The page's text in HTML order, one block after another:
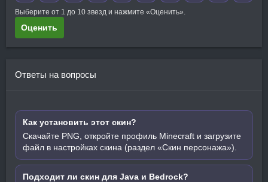
Выберите от 1 до 10 звезд и нажмите «Оценить».
Оценить
Ответы на вопросы
Как установить этот скин?
Скачайте PNG, откройте профиль Minecraft и загрузите
файл в настройках скина (раздел «Скин персонажа»).
Подходит ли скин для Java и Bedrock?